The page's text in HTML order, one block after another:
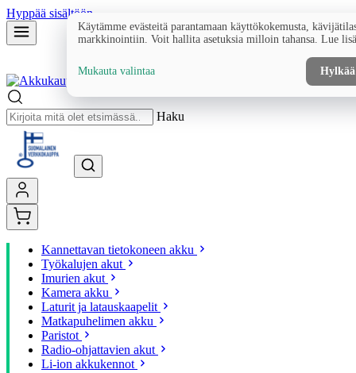
Hyppää sisältöön
Haku
Kannettavan tietokoneen akku
Työkalujen akut
Imurien akut
Kamera akku
Laturit ja latauskaapelit
Matkapuhelimen akku
Paristot
Radio-ohjattavien akut
Li-ion akkukennot
Käytämme evästeitä parantamaan käyttökokemusta,
markkinointiin. Voit hallita asetuksia milloin tahansa. Lue
Mukauta valintaa Hylkää